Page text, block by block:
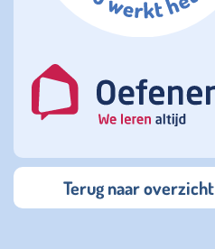
Terug naar overzicht